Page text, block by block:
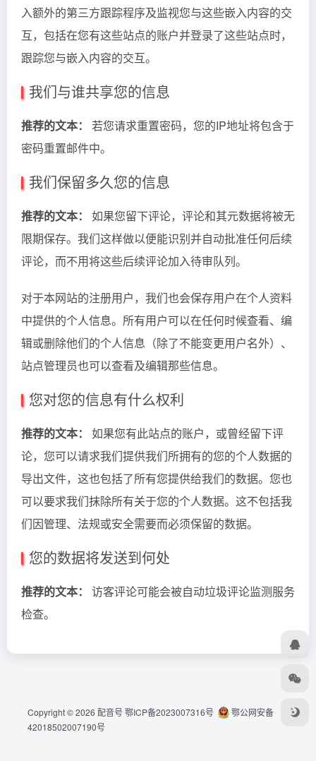
入额外的第三方跟踪程序及监视您与这些嵌入内容的交
互，包括在您有这些站点的账户并登录了这些站点时，
跟踪您与嵌入内容的交互。
我们与谁共享您的信息
推荐的文本： 若您请求重置密码，您的IP地址将包含于
密码重置邮件中。
我们保留多久您的信息
推荐的文本： 如果您留下评论，评论和其元数据将被无
限期保存。我们这样做以便能识别并自动批准任何后续
评论，而不用将这些后续评论加入待审队列。
对于本网站的注册用户，我们也会保存用户在个人资料
中提供的个人信息。所有用户可以在任何时候查看、编
辑或删除他们的个人信息（除了不能变更用户名外）、
站点管理员也可以查看及编辑那些信息。
您对您的信息有什么权利
推荐的文本： 如果您有此站点的账户，或曾经留下评
论，您可以请求我们提供我们所拥有的您的个人数据的
导出文件，这也包括了所有您提供给我们的数据。您也
可以要求我们抹除所有关于您的个人数据。这不包括我
们因管理、法规或安全需要而必须保留的数据。
您的数据将发送到何处
推荐的文本： 访客评论可能会被自动垃圾评论监测服务
检查。
Copyright © 2026 配音号鄂ICP备2023007316号
鄂公网安备
42018502007190号